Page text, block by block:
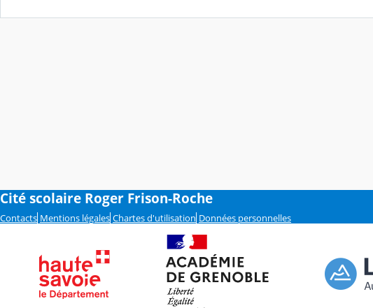
Cité scolaire Roger Frison-Roche
Contacts Mentions légales Chartes d'utilisation Données personnelles